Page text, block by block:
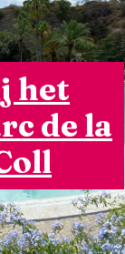
het
de la